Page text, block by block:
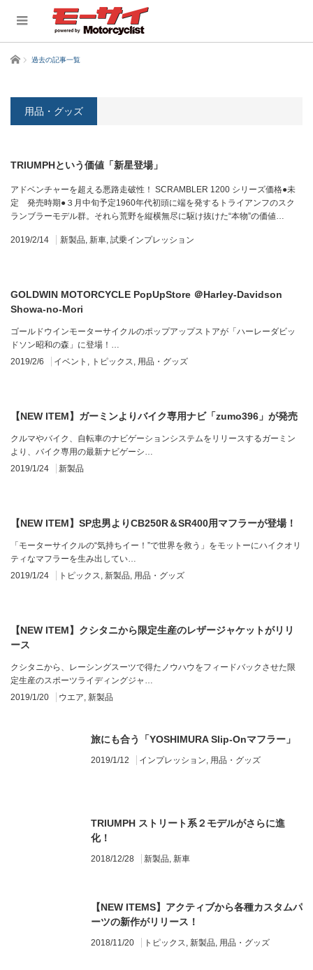
ホーム 過去の記事一覧
用品・グッズ
TRIUMPHという価値「新星登場」
アドベンチャーを超える悪路走破性！ SCRAMBLER 1200 シリーズ価格●未
定 発売時期●３月中旬予定1960年代初頭に端を発するトライアンフのスク
ランブラーモデル群。それら荒野を縦横無尽に駆け抜けた“本物”の価値…
2019/2/14 新製品, 新車, 試乗インプレッション
GOLDWIN MOTORCYCLE PopUpStore ＠Harley-Davidson
Showa-no-Mori
ゴールドウインモーターサイクルのポップアップストアが「ハーレーダビッ
ドソン昭和の森」に登場！…
2019/2/6
イベント , トピックス, 用品・グッズ
【NEW ITEM】ガーミンよりバイク専用ナビ「zumo396」が発売
クルマやバイク、自転車のナビゲーションシステムをリリースするガーミン
より、バイク専用の最新ナビゲーシ…
2019/1/24
新製品
【NEW ITEM】SP忠男よりCB250R＆SR400用マフラーが登場！
「モーターサイクルの“気持ちイー！”で世界を救う」をモットーにハイクオリ
ティなマフラーを生み出してい…
2019/1/24
トピックス, 新製品, 用品・グッズ
【NEW ITEM】クシタニから限定生産のレザージャケットがリリ
ース
クシタニから、レーシングスーツで得たノウハウをフィードバックさせた限
定生産のスポーツライディングジャ…
2019/1/20
ウエア, 新製品
旅にも合う「YOSHIMURA Slip-Onマフラー」
2019/1/12 インプレッション, 用品・グッズ
TRIUMPH ストリート系２モデルがさらに進
化！
2018/12/28 新製品, 新車
【NEW ITEMS】アクティブから各種カスタムパ
ーツの新作がリリース！
2018/11/20 トピックス, 新製品, 用品・グッズ